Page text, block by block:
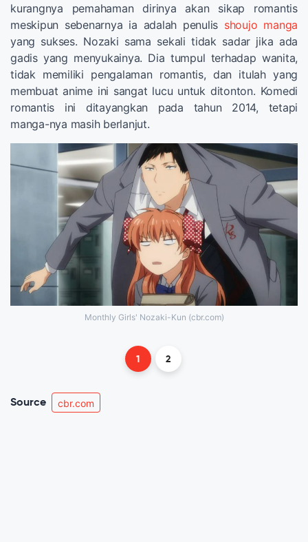
kurangnya pemahaman dirinya akan sikap romantis
meskipun sebenarnya ia adalah penulis shoujo manga
yang sukses. Nozaki sama sekali tidak sadar jika ada
gadis yang menyukainya. Dia tumpul terhadap wanita,
tidak memiliki pengalaman romantis, dan itulah yang
membuat anime ini sangat lucu untuk ditonton. Komedi
romantis ini ditayangkan pada tahun 2014, tetapi
manga-nya masih berlanjut.
Monthly Girls' Nozaki-Kun (cbr.com)
1 2
Source cbr.com